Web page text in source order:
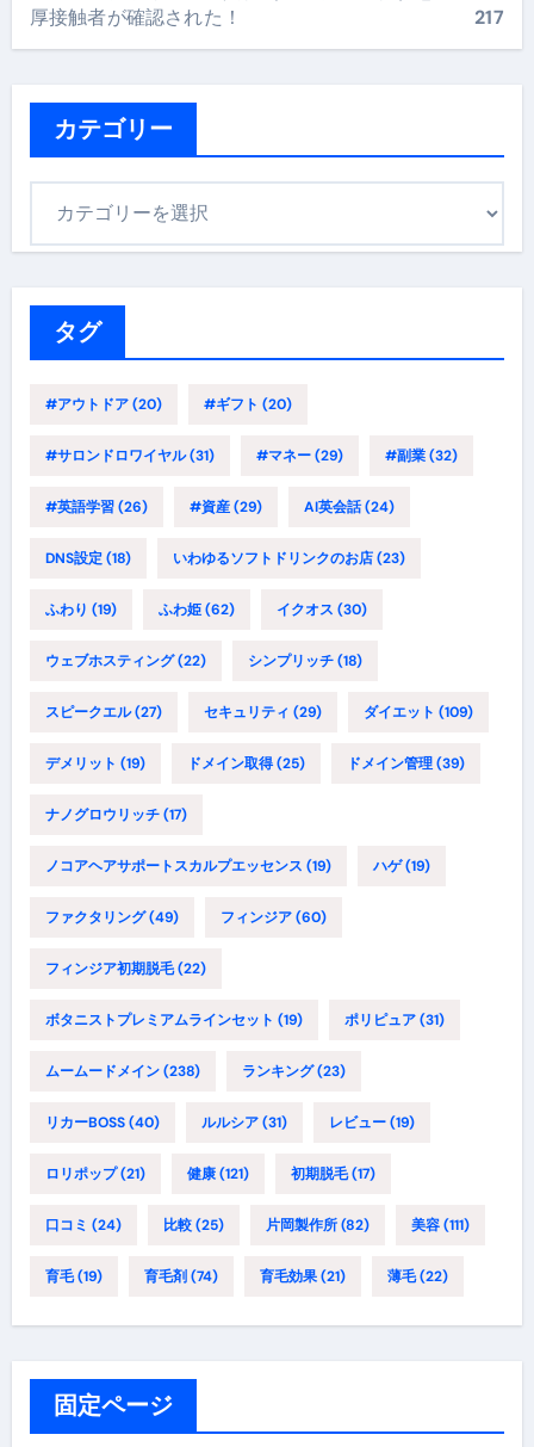
厚接触者が確認された！
217
カテゴリー
タグ
#アウトドア(20) #ギフト (20)
#サロンドロワイヤル(31) #マネー(29) #副業(32)
#英語学習(26) #資産(29) AI英会話(24)
DNS設定(18) いわゆるソフトドリンクのお店(23)
ふわり (19) ふわ姫(62) イクオス (30)
ウェブホスティング(22) シンプリッチ(18)
スピークエル(27) セキュリティ (29) ダイエット (109)
デメリット (19) ドメイン取得(25) ドメイン管理(39)
ナノグロウリッチ(17)
ノコアヘアサポートスカルプエッセンス (19) ハゲ(19)
ファクタリング(49) フィンジア(60)
フィンジア初期脱毛(22)
ボタニストプレミアムラインセット (19) ポリピュア(31)
ムームードメイン(238) ランキング(23)
リカーBOSS(40) ルルシア(31) レビュー(19)
ロリポップ(21) 健康(121) 初期脱毛(17)
口コミ (24) 比較(25) 片岡製作所(82) 美容(111)
育毛(19) 育毛剤 (74) 育毛効果(21) 薄毛(22)
固定ページ